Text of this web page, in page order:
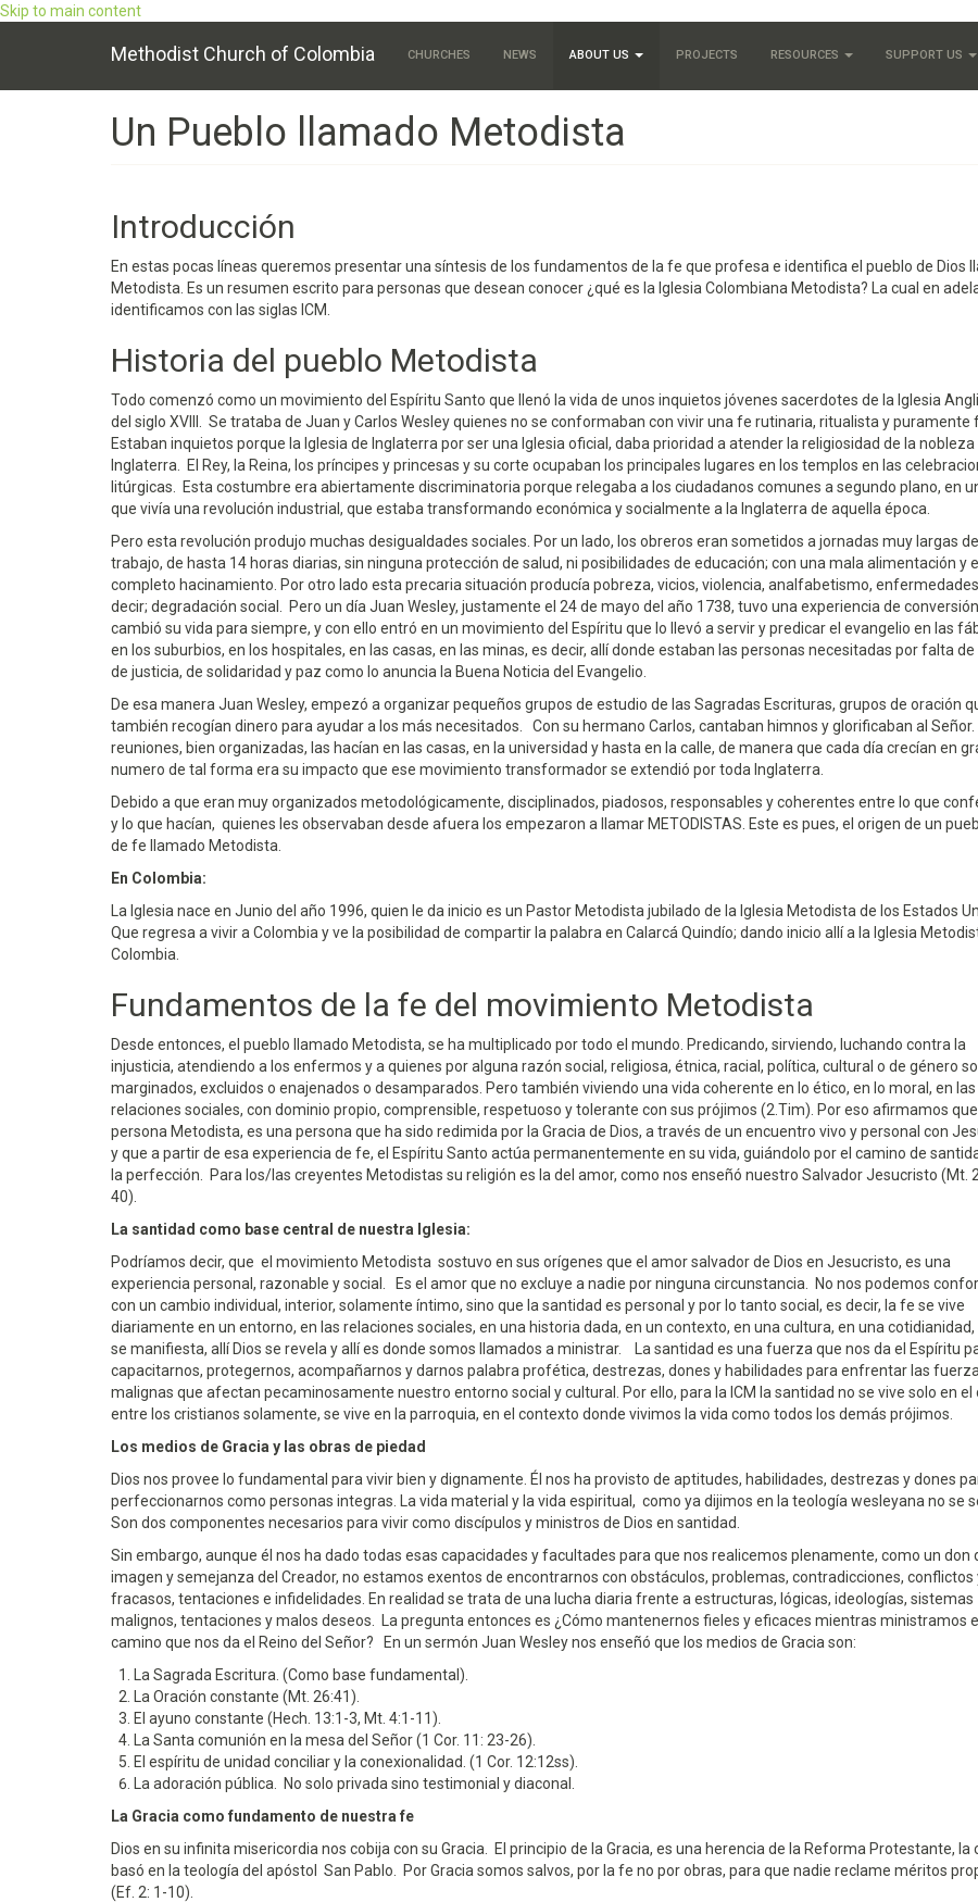
Skip to main content
Methodist Church of Colombia
Main
CHURCHES NEWS ABOUT US PROJECTS RESOURCES SUPPORT US
Un Pueblo llamado Metodista
Introducción
En estas pocas líneas queremos presentar una síntesis de los fundamentos de la fe que profesa e identifica el pueblo de Dios
Metodista. Es un resumen escrito para personas que desean conocer ¿qué es la Iglesia Colombiana Metodista? La cual en
identificamos con las siglas ICM.
Historia del pueblo Metodista
Todo comenzó como un movimiento del Espíritu Santo que llenó la vida de unos inquietos jóvenes sacerdotes de la Iglesia
del siglo XVIII. Se trataba de Juan y Carlos Wesley quienes no se conformaban con vivir una fe rutinaria, ritualista y puramente
Estaban inquietos porque la Iglesia de Inglaterra por ser una Iglesia oficial, daba prioridad a atender la religiosidad de la nobleza
Inglaterra. El Rey, la Reina, los príncipes y princesas y su corte ocupaban los principales lugares en los templos en las
litúrgicas. Esta costumbre era abiertamente discriminatoria porque relegaba a los ciudadanos comunes a segundo plano, en
que vivía una revolución industrial, que estaba transformando económica y socialmente a la Inglaterra de aquella época.
Pero esta revolución produjo muchas desigualdades sociales. Por un lado, los obreros eran sometidos a jornadas muy largas de
trabajo, de hasta 14 horas diarias, sin ninguna protección de salud, ni posibilidades de educación; con una mala alimentación y
completo hacinamiento. Por otro lado esta precaria situación producía pobreza, vicios, violencia, analfabetismo,
decir; degradación social. Pero un día Juan Wesley, justamente el 24 de mayo del año 1738, tuvo una experiencia de
cambió su vida para siempre, y con ello entró en un movimiento del Espíritu que lo llevó a servir y predicar el evangelio en las
en los suburbios, en los hospitales, en las casas, en las minas, es decir, allí donde estaban las personas necesitadas por falta de
de justicia, de solidaridad y paz como lo anuncia la Buena Noticia del Evangelio.
De esa manera Juan Wesley, empezó a organizar pequeños grupos de estudio de las Sagradas Escrituras, grupos de oración
también recogían dinero para ayudar a los más necesitados. Con su hermano Carlos, cantaban himnos y glorificaban al
reuniones, bien organizadas, las hacían en las casas, en la universidad y hasta en la calle, de manera que cada día crecían en
numero de tal forma era su impacto que ese movimiento transformador se extendió por toda Inglaterra.
Debido a que eran muy organizados metodológicamente, disciplinados, piadosos, responsables y coherentes entre lo que
y lo que hacían, quienes les observaban desde afuera los empezaron a llamar METODISTAS. Este es pues, el origen de un
de fe llamado Metodista.
En Colombia:
La Iglesia nace en Junio del año 1996, quien le da inicio es un Pastor Metodista jubilado de la Iglesia Metodista de los Estados
Que regresa a vivir a Colombia y ve la posibilidad de compartir la palabra en Calarcá Quindío; dando inicio allí a la Iglesia
Colombia.
Fundamentos de la fe del movimiento Metodista
Desde entonces, el pueblo llamado Metodista, se ha multiplicado por todo el mundo. Predicando, sirviendo, luchando contra la
injusticia, atendiendo a los enfermos y a quienes por alguna razón social, religiosa, étnica, racial, política, cultural o de género
marginados, excluidos o enajenados o desamparados. Pero también viviendo una vida coherente en lo ético, en lo moral, en las
relaciones sociales, con dominio propio, comprensible, respetuoso y tolerante con sus prójimos (2.Tim). Por eso afirmamos
persona Metodista, es una persona que ha sido redimida por la Gracia de Dios, a través de un encuentro vivo y personal con
y que a partir de esa experiencia de fe, el Espíritu Santo actúa permanentemente en su vida, guiándolo por el camino de
la perfección. Para los/las creyentes Metodistas su religión es la del amor, como nos enseñó nuestro Salvador Jesucristo (Mt.
40).
La santidad como base central de nuestra Iglesia:
Podríamos decir, que el movimiento Metodista sostuvo en sus orígenes que el amor salvador de Dios en Jesucristo, es una
experiencia personal, razonable y social. Es el amor que no excluye a nadie por ninguna circunstancia. No nos podemos
con un cambio individual, interior, solamente íntimo, sino que la santidad es personal y por lo tanto social, es decir, la fe se vive
diariamente en un entorno, en las relaciones sociales, en una historia dada, en un contexto, en una cultura, en una cotidianidad,
se manifiesta, allí Dios se revela y allí es donde somos llamados a ministrar. La santidad es una fuerza que nos da el Espíritu
capacitarnos, protegernos, acompañarnos y darnos palabra profética, destrezas, dones y habilidades para enfrentar las
malignas que afectan pecaminosamente nuestro entorno social y cultural. Por ello, para la ICM la santidad no se vive solo en el
entre los cristianos solamente, se vive en la parroquia, en el contexto donde vivimos la vida como todos los demás prójimos.
Los medios de Gracia y las obras de piedad
Dios nos provee lo fundamental para vivir bien y dignamente. Él nos ha provisto de aptitudes, habilidades, destrezas y dones
perfeccionarnos como personas integras. La vida material y la vida espiritual, como ya dijimos en la teología wesleyana no se
Son dos componentes necesarios para vivir como discípulos y ministros de Dios en santidad.
Sin embargo, aunque él nos ha dado todas esas capacidades y facultades para que nos realicemos plenamente, como un don
imagen y semejanza del Creador, no estamos exentos de encontrarnos con obstáculos, problemas, contradicciones, conflictos
fracasos, tentaciones e infidelidades. En realidad se trata de una lucha diaria frente a estructuras, lógicas, ideologías, sistemas
malignos, tentaciones y malos deseos. La pregunta entonces es ¿Cómo mantenernos fieles y eficaces mientras ministramos
camino que nos da el Reino del Señor? En un sermón Juan Wesley nos enseñó que los medios de Gracia son:
La Sagrada Escritura. (Como base fundamental).
La Oración constante (Mt. 26:41).
El ayuno constante (Hech. 13:1-3, Mt. 4:1-11).
La Santa comunión en la mesa del Señor (1 Cor. 11: 23-26).
El espíritu de unidad conciliar y la conexionalidad. (1 Cor. 12:12ss).
La adoración pública. No solo privada sino testimonial y diaconal.
La Gracia como fundamento de nuestra fe
Dios en su infinita misericordia nos cobija con su Gracia. El principio de la Gracia, es una herencia de la Reforma Protestante, la
basó en la teología del apóstol San Pablo. Por Gracia somos salvos, por la fe no por obras, para que nadie reclame méritos
(Ef. 2: 1-10).